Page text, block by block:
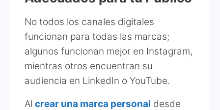
No todos los canales digitales
funcionan para todas las marcas;
algunos funcionan mejor en Instagram,
mientras otros encuentran su
audiencia en LinkedIn o YouTube.
Al crear una marca personal desde